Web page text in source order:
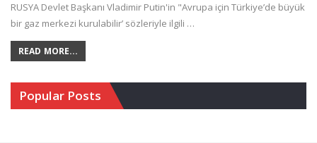
RUSYA Devlet Başkanı Vladimir Putin'in "Avrupa için Türkiye’de büyük
bir gaz merkezi kurulabilir’ sözleriyle ilgili …
READ MORE...
Popular Posts